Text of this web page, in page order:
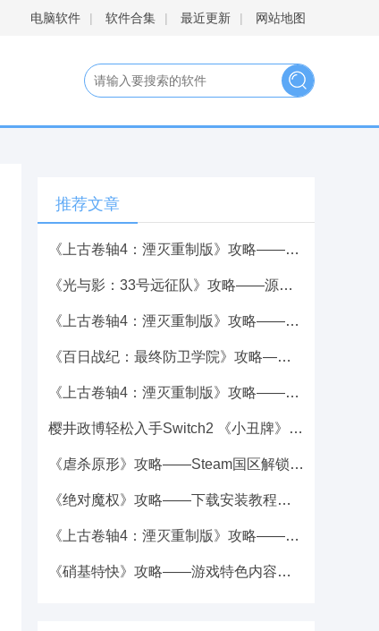
电脑软件 | 软件合集 | 最近更新 | 网站地图
推荐文章
《上古卷轴4：湮灭重制版》攻略——DLC任务接取方式分享
《光与影：33号远征队》攻略——源色挥锚秒杀打法分享
《上古卷轴4：湮灭重制版》攻略——迪曼提亚公爵奖杯成就攻略分享
《百日战纪：最终防卫学院》攻略——全流程攻略
《上古卷轴4：湮灭重制版》攻略——凡间之神奖杯成就攻略分享
樱井政博轻松入手Switch2 《小丑牌》攻略——制作人苦求不得
《虐杀原形》攻略——Steam国区解锁：139元，没有中文
《绝对魔权》攻略——下载安装教程介绍
《上古卷轴4：湮灭重制版》攻略——被通缉解决办法分享
《硝基特快》攻略——游戏特色内容介绍